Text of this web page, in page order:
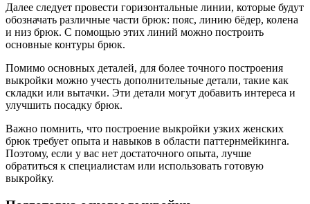
Далее следует провести горизонтальные линии, которые будут
обозначать различные части брюк: пояс, линию бёдер, колена
и низ брюк. С помощью этих линий можно построить
основные контуры брюк.
Помимо основных деталей, для более точного построения
выкройки можно учесть дополнительные детали, такие как
складки или вытачки. Эти детали могут добавить интереса и
улучшить посадку брюк.
Важно помнить, что построение выкройки узких женских
брюк требует опыта и навыков в области паттернмейкинга.
Поэтому, если у вас нет достаточного опыта, лучше
обратиться к специалистам или использовать готовую
выкройку.